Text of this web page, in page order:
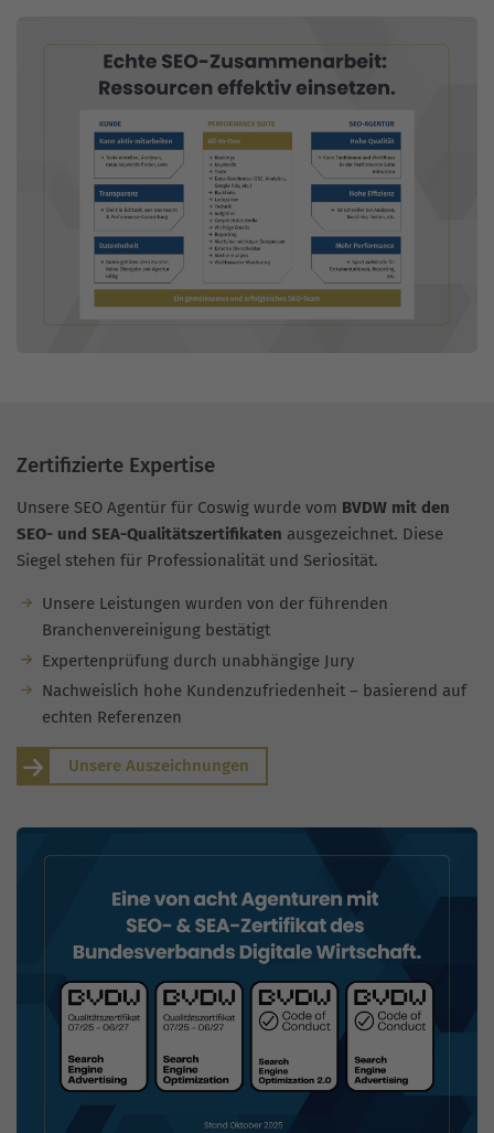
Zertifizierte Expertise
Unsere SEO Agentür für Coswig wurde vom BVDW mit den
SEO- und SEA-Qualitätszertifikaten ausgezeichnet. Diese
Siegel stehen für Professionalität und Seriosität.
Unsere Leistungen wurden von der führenden
Branchenvereinigung bestätigt
Expertenprüfung durch unabhängige Jury
Nachweislich hohe Kundenzufriedenheit – basierend auf
echten Referenzen
Unsere Auszeichnungen